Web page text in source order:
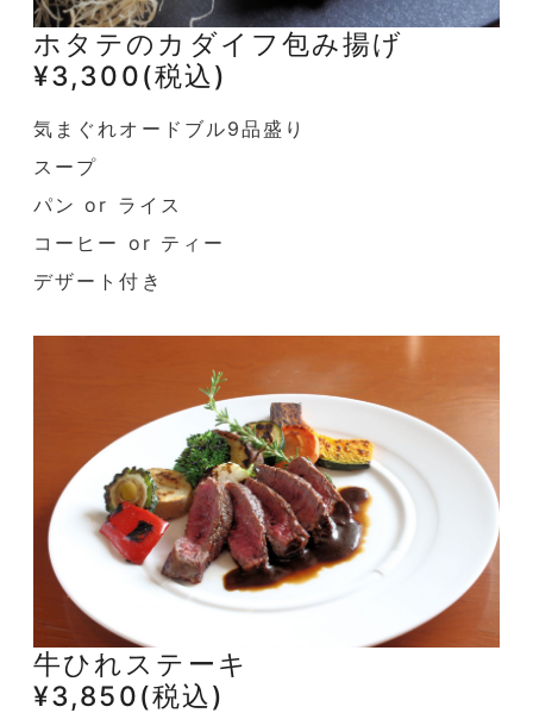
ホタテのカダイフ包み揚げ
¥3,300(税込)
気まぐれオードブル9品盛り
スープ
パン or ライス
コーヒー or ティー
デザート付き
牛ひれステーキ
¥3,850(税込)